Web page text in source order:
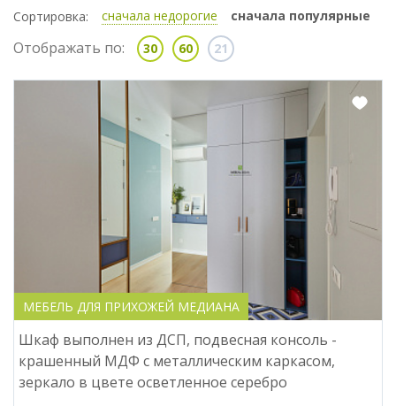
Сортировка: сначала популярные
сначала недорогие
Отображать по: 30 60 21
МЕБЕЛЬ ДЛЯ ПРИХОЖЕЙ МЕДИАНА
Шкаф выполнен из ДСП, подвесная консоль -
крашенный МДФ с металлическим каркасом,
зеркало в цвете осветленное серебро